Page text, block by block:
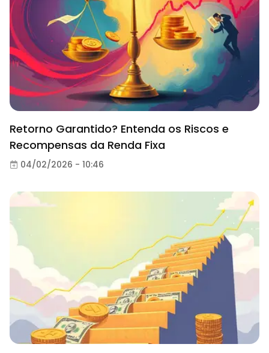
Retorno Garantido? Entenda os Riscos e
Recompensas da Renda Fixa
04/02/2026 - 10:46